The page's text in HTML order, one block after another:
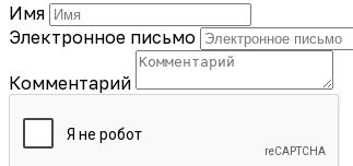
Имя
Электронное письмо
Комментарий